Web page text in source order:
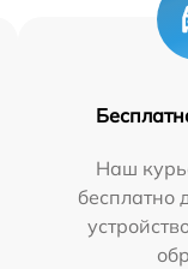
Наш
бесплатно